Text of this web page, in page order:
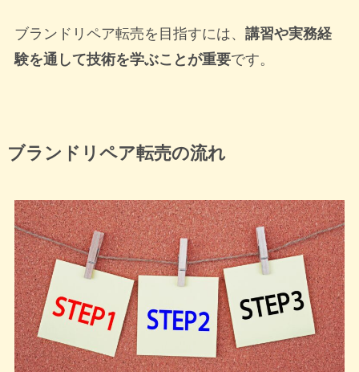
ブランドリペア転売を目指すには、 講習や実務経
験を通して技術を学ぶことが重要です。
ブランドリペア転売の流れ